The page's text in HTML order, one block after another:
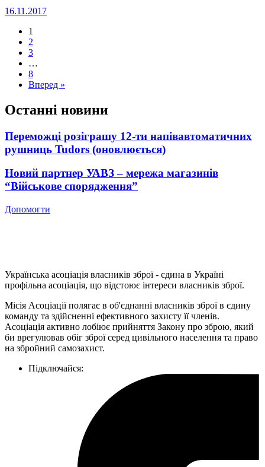
16.11.2017
1
2
3
…
8
Вперед »
Останні новини
Переможці розіграшу 12-ти напівавтоматичних
рушниць Tudors (оновлюється)
Новий партнер УАВЗ – мережа магазинів
“Військове спорядження”
Допомогти
Українська асоціація власників зброї - єдина в Україні
профільна асоціація, що відстоює інтереси власників зброї.
Місія Асоціації полягає в об'єднанні власників зброї в єдину
команду та здійсненні ефективного захисту її членів.
Асоціація активно лобіює прийняття Закону про зброю, який
би врегулював обіг зброї серед цивільного населення та право
на збройний самозахист.
Підключайся: